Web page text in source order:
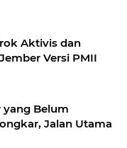
Aktivis dan
Versi PMII
yang Belum
Jalan Utama